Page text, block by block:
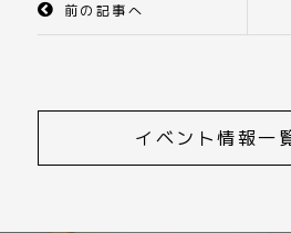
前の記事へ
イベント情報一